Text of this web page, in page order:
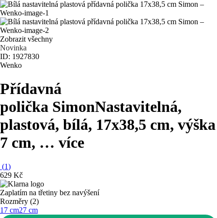
Zobrazit všechny
Novinka
ID: 1927830
Wenko
Přídavná
polička SimonNastavitelná,
plastová, bílá, 17x38,5 cm, výška
7 cm, … více
(1)
629 Kč
Zaplatím na třetiny bez navýšení
Rozměry (2)
17 cm27 cm